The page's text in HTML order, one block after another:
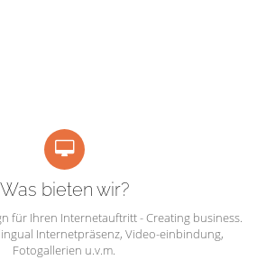
Was bieten wir?
für Ihren Internetauftritt - Creating business.
Internetpräsenz, Video-einbindung,
Fotogallerien u.v.m.